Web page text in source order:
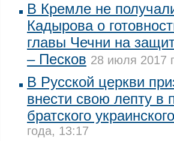
В Кремле не
Кадырова о
главы Чечни на
– Песков 28 июля 2017
В Русской церкви
внести свою лепту в
братского
года, 13:17